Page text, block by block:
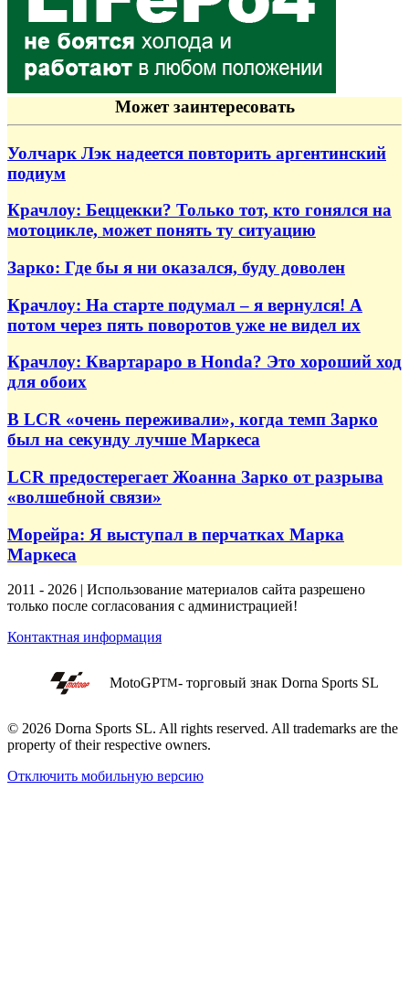
Может заинтересовать
Уолчарк Лэк надеется повторить аргентинский
подиум
Крачлоу: Беццекки? Только тот, кто гонялся на
мотоцикле, может понять ту ситуацию
Зарко: Где бы я ни оказался, буду доволен
Крачлоу: На старте подумал – я вернулся! А
потом через пять поворотов уже не видел их
Крачлоу: Квартараро в Honda? Это хороший ход
для обоих
В LCR «очень переживали», когда темп Зарко
был на секунду лучше Маркеса
LCR предостерегает Жоанна Зарко от разрыва
«волшебной связи»
Морейра: Я выступал в перчатках Марка
Маркеса
2011 - 2026 | Использование материалов сайта разрешено
только после согласования с администрацией!
Контактная информация
MotoGPTM- торговый знак Dorna Sports SL
© 2026 Dorna Sports SL. All rights reserved. All trademarks are the
property of their respective owners.
Отключить мобильную версию